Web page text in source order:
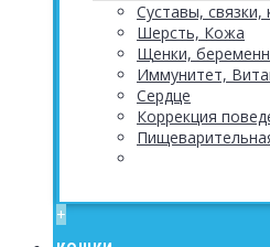
Суставы, связки,
Шерсть, Кожа
Щенки,
Иммунитет,
Сердце
Коррекция
+